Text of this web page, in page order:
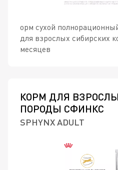
орм сухой
для взрослых сибирских
месяцев
КОРМ ДЛЯ
ПОРОДЫ СФИНКС
SPHYNX ADULT